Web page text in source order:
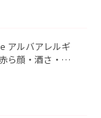
アルバアレルギ
ら顔・酒さ・ニ